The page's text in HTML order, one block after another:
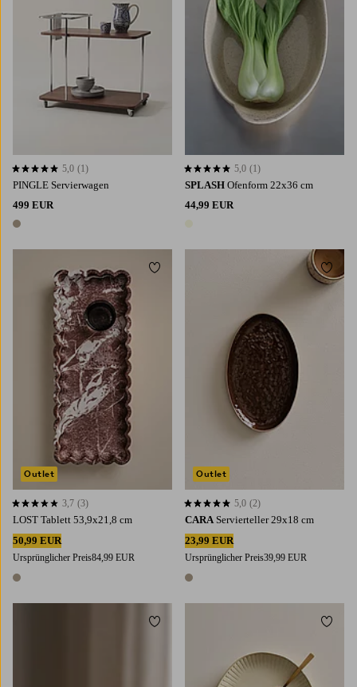
PINGLE Servierwagen
499 EUR
1 Farbe
5,0 basierend auf 1 Bewertungen
5,0 (1)
SPLASH Ofenform 22x36 cm
44,99 EUR
5,0 basierend auf 1 Bewertungen
5,0 (1)
LOST Tablett 53,9x21,8 cm
50,99 EUR
Ursprünglicher Preis84,99 EUR
1 Farbe
3,7 basierend auf 3 Bewertungen
3,7 (3)
Outlet
Zu Favoriten hinzufügen
CARA Servierteller 29x18 cm
23,99 EUR
Ursprünglicher Preis39,99 EUR
1 Farbe
5,0 basierend auf 2 Bewertungen
5,0 (2)
Outlet
Zu
Zu Favoriten hinzufügen Zu